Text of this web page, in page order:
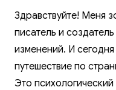
Здравствуйте! Меня
писатель и
изменений. И сегодня
путешествие по
Это